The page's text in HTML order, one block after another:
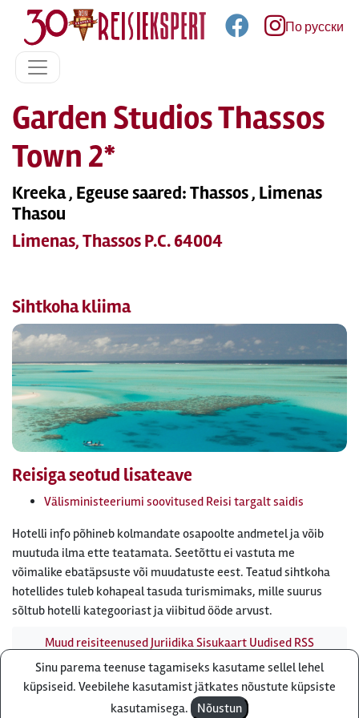
По русски
Garden Studios Thassos
Town 2*
Kreeka , Egeuse saared: Thassos , Limenas
Thasou
Limenas, Thassos P.C. 64004
Sihtkoha kliima
Reisiga seotud lisateave
Välisministeeriumi soovitused Reisi targalt saidis
Hotelli info põhineb kolmandate osapoolte andmetel ja võib
muutuda ilma ette teatamata. Seetõttu ei vastuta me
võimalike ebatäpsuste või muudatuste eest. Teatud sihtkoha
hotellides tuleb kohapeal tasuda turismimaks, mille suurus
sõltub hotelli kategooriast ja viibitud ööde arvust.
Küsi pakkumist
Muud reisiteenusedJuriidikaSisukaart Uudised RSS
uudisvoogFirmastÄrikliendileOtsi infot meie saidist
Reisibüroo Reisiekspert, Roosikrantsi 8B Tallinn, Eesti - e-
post: ebyroo[ät]reisiekspert.ee - telefon:
Sinu parema teenuse tagamiseks kasutame sellel lehel
küpsiseid. Veebilehe kasutamist jätkates nõustute küpsiste
kasutamisega.
Nõustun